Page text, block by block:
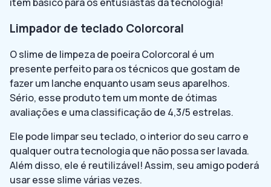
Limpador de teclado Colorcoral
O slime de limpeza de poeira Colorcoral é um
presente perfeito para os técnicos que gostam de
fazer um lanche enquanto usam seus aparelhos.
Sério, esse produto tem um monte de ótimas
avaliações e uma classificação de 4,3/5 estrelas.
Ele pode limpar seu teclado, o interior do seu carro e
qualquer outra tecnologia que não possa ser lavada.
Além disso, ele é reutilizável! Assim, seu amigo poderá
usar esse slime várias vezes.